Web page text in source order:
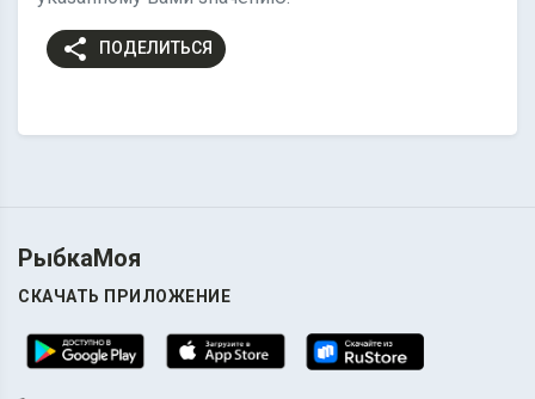
share ПОДЕЛИТЬСЯ
РыбкаМоя
СКАЧАТЬ ПРИЛОЖЕНИЕ